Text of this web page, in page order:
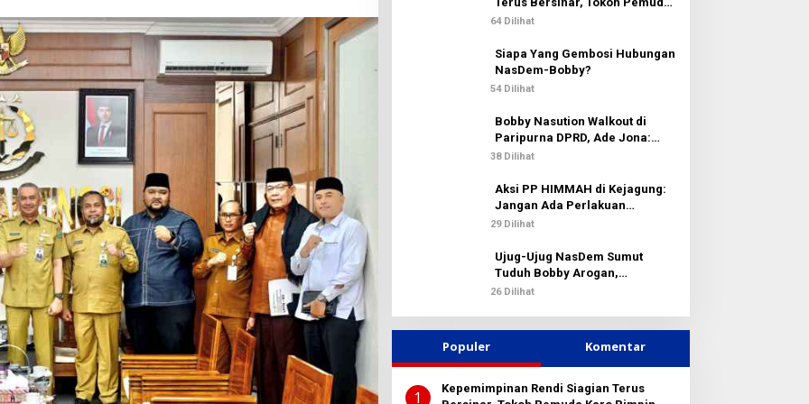
Karo Pimpin PKN MJA Kota
64 Dilihat
Siapa Yang Gembosi Hubungan
NasDem-Bobby?
54 Dilihat
Bobby Nasution Walkout di
Paripurna DPRD, Ade Jona:
Waktu Kepala Daerah Tak Boleh
38 Dilihat
Aksi PP HIMMAH di Kejagung:
Jangan Ada Perlakuan
Istimewa dalam Kasus Febrie
29 Dilihat
Ujug-Ujug NasDem Sumut
Tuduh Bobby Arogan,
Pengamat USU Curiga Bisnis
26 Dilihat
Populer Komentar
1
Kepemimpinan Rendi Siagian Terus